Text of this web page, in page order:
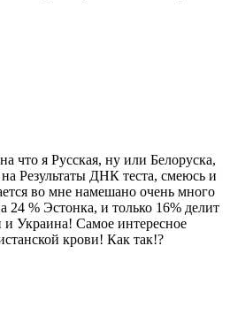
что я Русская, ну или Белоруска,
Результаты ДНК теста, смеюсь и
во мне намешано очень много
24 % Эстонка, и только 16% делит
и Украина! Самое интересное
крови! Как так!?